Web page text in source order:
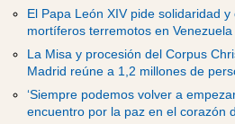
El Papa León XIV pide solidaridad
mortíferos terremotos en Venezuela
La Misa y procesión del Corpus
Madrid reúne a 1,2 millones de
‘Siempre podemos volver a
encuentro por la paz en el corazón